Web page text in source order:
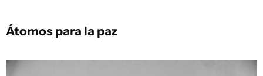
Átomos para la paz